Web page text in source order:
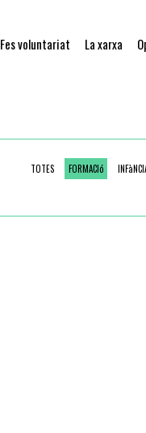
Fes voluntariat La xarxa
TOTES FORMACIó